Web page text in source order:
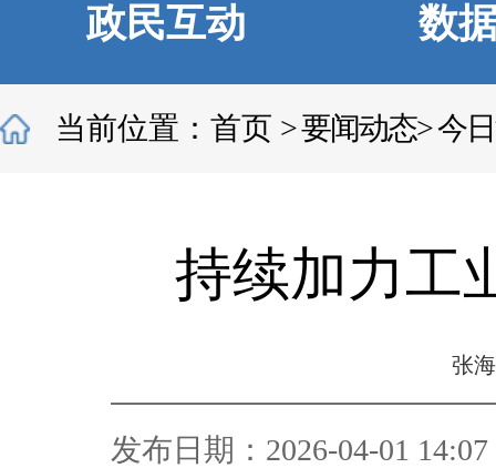
政民互动
数
当前位置： 首页 >要闻动态>今
持续加力工
张
发布日期：2026-04-01 14:07